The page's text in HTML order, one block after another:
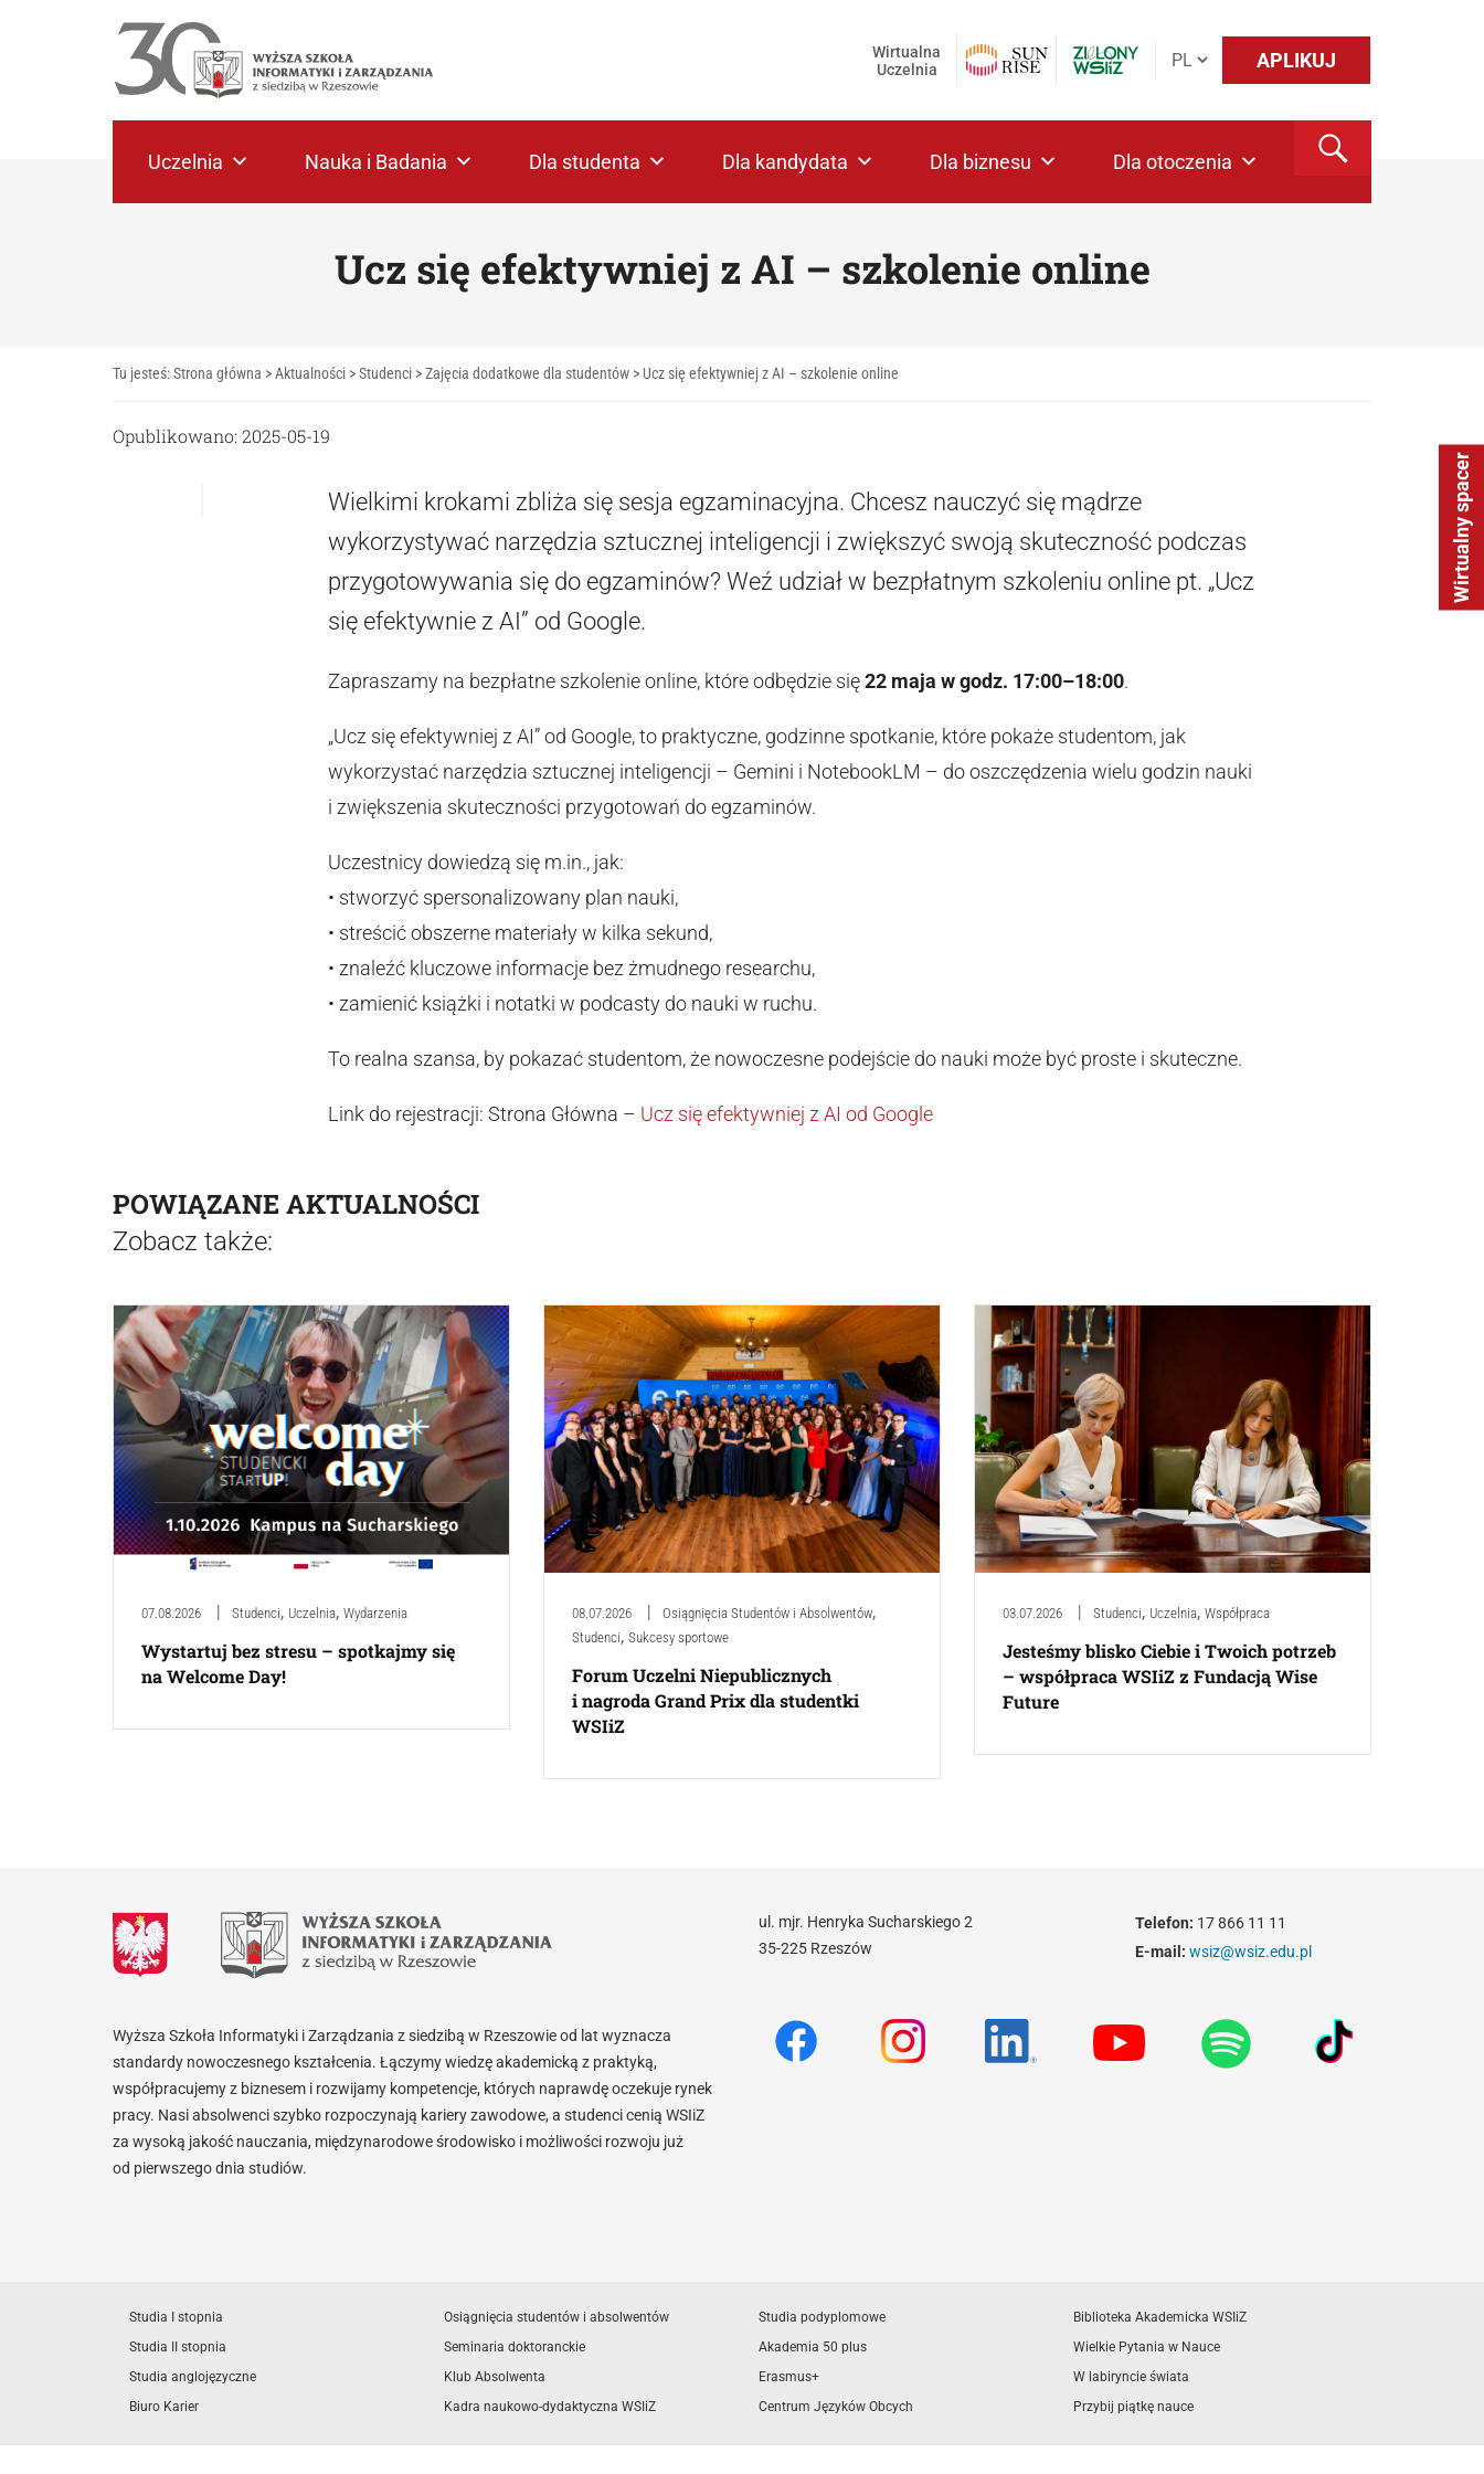
Wirtualny spacer
APLIKUJ
Wirtualna
Uczelnia
Uczelnia Nauka i Badania Dla studenta Dla kandydata Dla biznesu Dla otoczenia
Ucz się efektywniej z AI – szkolenie online
Tu jesteś:Strona główna >Aktualności >Studenci >Zajęcia dodatkowe dla studentów > Ucz się efektywniej z AI – szkolenie online
Opublikowano: 2025-05-19
Wielkimi krokami zbliża się sesja egzaminacyjna. Chcesz nauczyć się mądrze
wykorzystywać narzędzia sztucznej inteligencji i zwiększyć swoją skuteczność podczas
przygotowywania się do egzaminów? Weź udział w bezpłatnym szkoleniu online pt. „Ucz
się efektywnie z AI” od Google.
Zapraszamy na bezpłatne szkolenie online, które odbędzie się22 maja w godz. 17:00–18:00.
„Ucz się efektywniej z AI” od Google, to praktyczne, godzinne spotkanie, które pokaże studentom, jak
wykorzystać narzędzia sztucznej inteligencji – Gemini i NotebookLM – do oszczędzenia wielu godzin nauki
i zwiększenia skuteczności przygotowań do egzaminów.
Uczestnicy dowiedzą się m.in., jak:
• stworzyć spersonalizowany plan nauki,
• streścić obszerne materiały w kilka sekund,
• znaleźć kluczowe informacje bez żmudnego researchu,
• zamienić książki i notatki w podcasty do nauki w ruchu.
To realna szansa, by pokazać studentom, że nowoczesne podejście do nauki może być proste i skuteczne.
Link do rejestracji: Strona Główna – Ucz się efektywniej z AI od Google
POWIĄZANE AKTUALNOŚCI
Zobacz także:
07.08.2026 Studenci, Uczelnia, Wydarzenia
Wystartuj bez stresu – spotkajmy się
na Welcome Day!
08.07.2026 Osiągnięcia Studentów i Absolwentów,
Studenci, Sukcesy sportowe
Forum Uczelni Niepublicznych
i nagroda Grand Prix dla studentki
WSIiZ
03.07.2026 Studenci, Uczelnia, Współpraca
Jesteśmy blisko Ciebie i Twoich potrzeb
– współpraca WSIiZ z Fundacją Wise
Future
Wyższa Szkoła Informatyki i Zarządzania z siedzibą w Rzeszowie od lat wyznacza
standardy nowoczesnego kształcenia. Łączymy wiedzę akademicką z praktyką,
współpracujemy z biznesem i rozwijamy kompetencje, których naprawdę oczekuje rynek
pracy. Nasi absolwenci szybko rozpoczynają kariery zawodowe, a studenci cenią WSIiZ
za wysoką jakość nauczania, międzynarodowe środowisko i możliwości rozwoju już
od pierwszego dnia studiów.
ul. mjr. Henryka Sucharskiego 2
35-225 Rzeszów
Telefon: 17 866 11 11
E-mail: wsiz@wsiz.edu.pl
Studia I stopnia
Studia II stopnia
Studia anglojęzyczne
Biuro Karier
Osiągnięcia studentów i absolwentów
Seminaria doktoranckie
Klub Absolwenta
Kadra naukowo-dydaktyczna WSIiZ
Studia podyplomowe
Akademia 50 plus
Erasmus+
Centrum Języków Obcych
Biblioteka Akademicka WSIiZ
Wielkie Pytania w Nauce
W labiryncie świata
Przybij piątkę nauce